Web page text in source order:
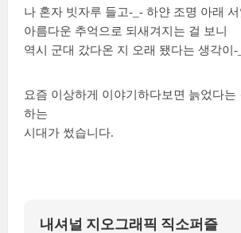
나 혼자 빗자루 들고-_- 하얀 조명 아래 서
아름다운 추억으로 되새겨지는 걸 보니
역시 군대 갔다온 지 오래 됐다는 생각이-
요즘 이상하게 이야기하다보면 늙었다는
하는
시대가 썼습니다.
내셔널 지오그래픽 직소퍼즐